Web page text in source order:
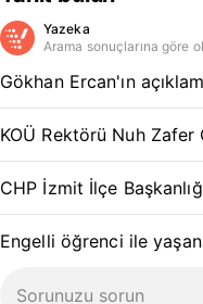
Yazeka
Arama sonuçlarına göre
Gökhan Ercan'ın
KOÜ Rektörü Nuh Zafer
CHP İzmit İlçe
Engelli öğrenci ile